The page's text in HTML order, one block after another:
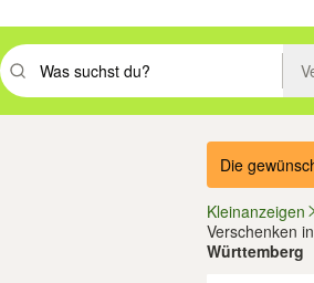
Suchbegriff eingeben. Eingabetaste
Die
Kleinanzeigen
Verschenken
Württemberg